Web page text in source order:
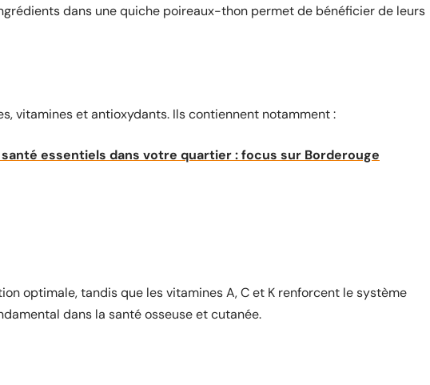
dans une quiche poireaux-thon permet de bénéficier de leurs
vitamines et antioxydants. Ils contiennent notamment :
essentiels dans votre quartier : focus sur Borderouge
optimale, tandis que les vitamines A, C et K renforcent le système
dans la santé osseuse et cutanée.